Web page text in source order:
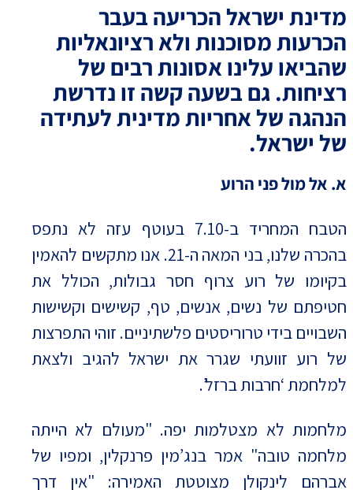
מדינת ישראל הכריעה בעבר
הכרעות מסוכנות ולא רציונאליות
שהביאו עלינו אסונות רבים של
רציחות. גם בשעה קשה זו נדרשת
הנהגה של אחריות מדינית לעתידה
של ישראל.
א. אל מול פני הרוע
הטבח המחריד ב-7.10 בעוטף עזה לא נתפס
בהכרה שלנו, בני המאה ה-21. אנו מתקשים להאמין
בקיומו של רוע צרוף חסר גבולות, הכולל את
חטיפתם של נשים, אנשים, טף, קשישים וקשישות
השבויים בידי טרוריסטים פלשתיניים. זוהי התפרצות
של רוע זוועתי שגרר את ישראל להגיב ולצאת
למלחמת ‘חרבות ברזל’.
מלחמות לא מצטלמות יפה. "מעולם לא הייתה
מלחמה טובה" אמר בנג’מין פרנקלין, ומפיו של
אברהם לינקולן מצוטטת האמירה: "אין דרך